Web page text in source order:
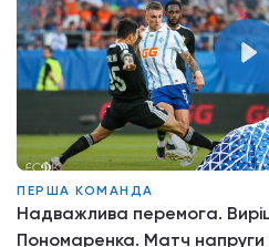
ПЕРША КОМАНДА
Надважлива перемога.
Пономаренка. Матч напруги